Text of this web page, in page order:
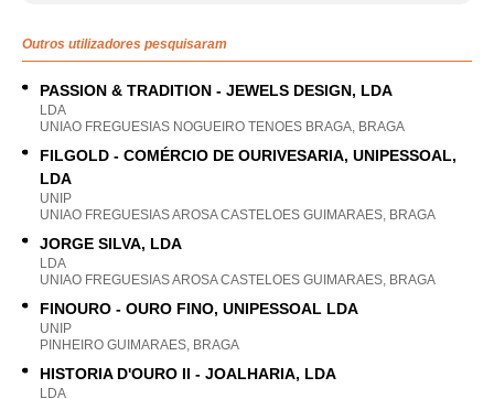
Outros utilizadores pesquisaram
PASSION & TRADITION - JEWELS DESIGN, LDA
LDA
UNIAO FREGUESIAS NOGUEIRO TENOES BRAGA, BRAGA
FILGOLD - COMÉRCIO DE OURIVESARIA, UNIPESSOAL,
LDA
UNIP
UNIAO FREGUESIAS AROSA CASTELOES GUIMARAES, BRAGA
JORGE SILVA, LDA
LDA
UNIAO FREGUESIAS AROSA CASTELOES GUIMARAES, BRAGA
FINOURO - OURO FINO, UNIPESSOAL LDA
UNIP
PINHEIRO GUIMARAES, BRAGA
HISTORIA D'OURO II - JOALHARIA, LDA
LDA